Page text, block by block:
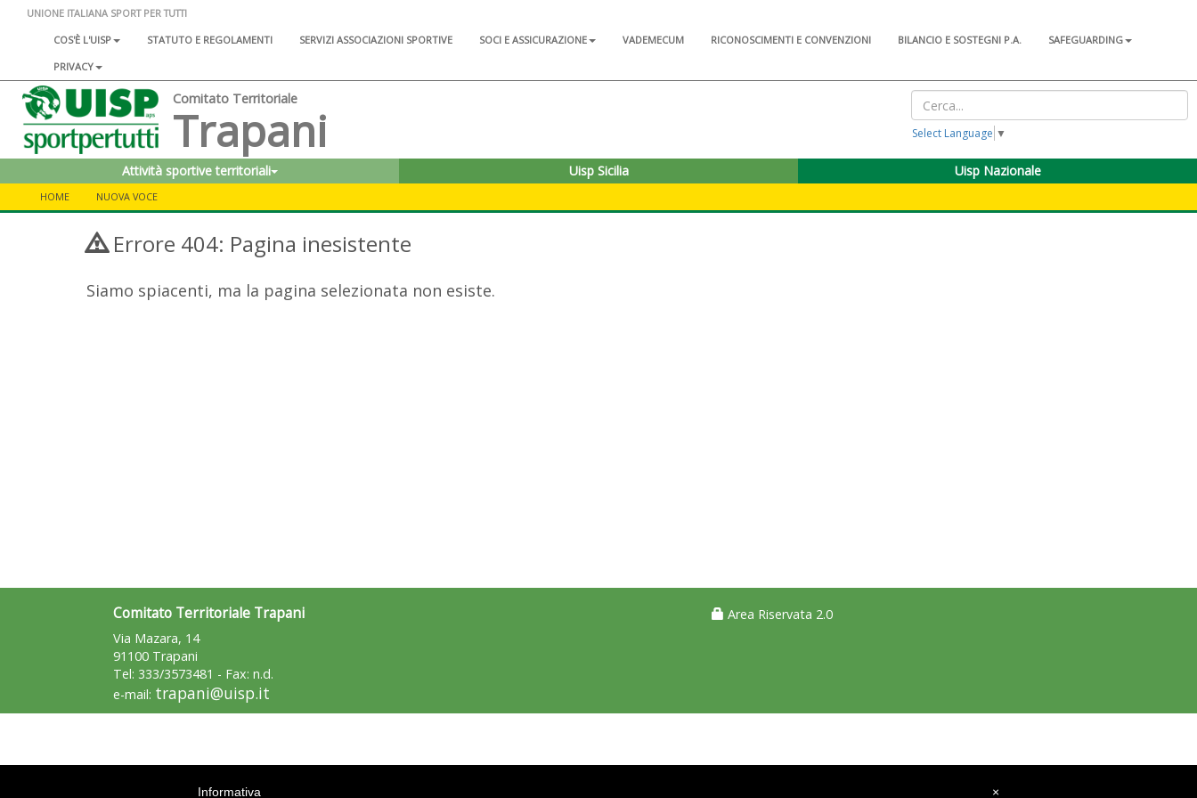
UNIONE ITALIANA SPORT PER TUTTI
COS'È L'UISP
STATUTO E REGOLAMENTI SERVIZI ASSOCIAZIONI SPORTIVE SOCI E ASSICURAZIONE VADEMECUM RICONOSCIMENTI E CONVENZIONI BILANCIO E SOSTEGNI P.A.
SAFEGUARDING
PRIVACY
Comitato Territoriale
Trapani Select Language ▼
Attività sportive territoriali Uisp Sicilia Uisp Nazionale
HOME NUOVA VOCE
Errore 404: Pagina inesistente
Siamo spiacenti, ma la pagina selezionata non esiste.
Comitato Territoriale Trapani
Via Mazara, 14
91100 Trapani
Tel: 333/3573481 - Fax: n.d.
e-mail: trapani@uisp.it
Area Riservata 2.0
×
Informativa